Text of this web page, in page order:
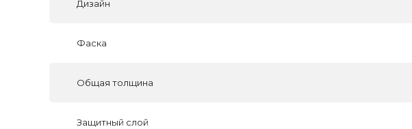
Дизайн
Фаска
Общая толщина
Защитный слой